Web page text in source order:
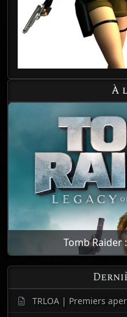
À
Tomb Raider
TRLOA | Premiers